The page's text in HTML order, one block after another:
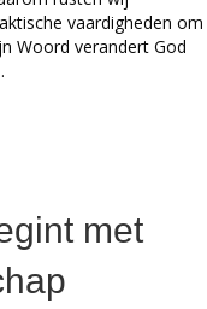
vaardigheden om
Woord verandert God
met